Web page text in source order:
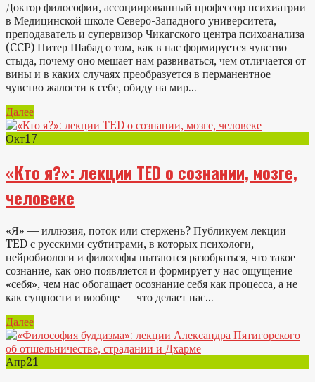
Доктор философии, ассоциированный профессор психиатрии
в Медицинской школе Северо-Западного университета,
преподаватель и супервизор Чикагского центра психоанализа
(CCP) Питер Шабад о том, как в нас формируется чувство
стыда, почему оно мешает нам развиваться, чем отличается от
вины и в каких случаях преобразуется в перманентное
чувство жалости к себе, обиду на мир...
Далее
Окт17
«Кто я?»: лекции TED о сознании, мозге,
человеке
«Я» — иллюзия, поток или стержень? Публикуем лекции
TED с русскими субтитрами, в которых психологи,
нейробиологи и философы пытаются разобраться, что такое
сознание, как оно появляется и формирует у нас ощущение
«себя», чем нас обогащает осознание себя как процесса, а не
как сущности и вообще — что делает нас...
Далее
Апр21